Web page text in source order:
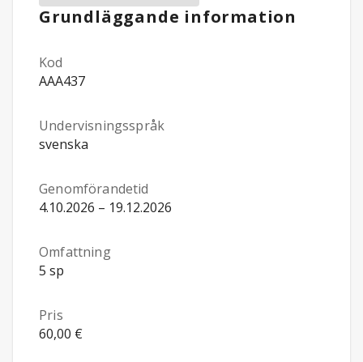
Grundläggande information
Kod
AAA437
Undervisningsspråk
svenska
Genomförandetid
4.10.2026 – 19.12.2026
Omfattning
5 sp
Pris
60,00 €